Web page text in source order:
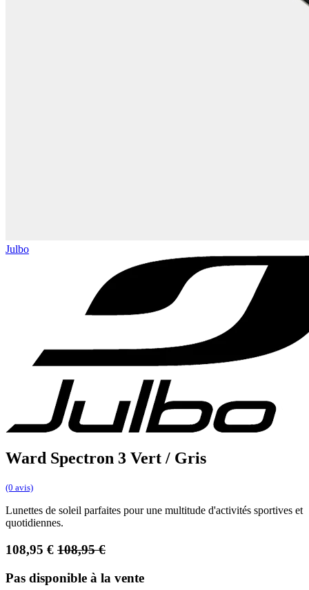
Julbo
Ward Spectron 3 Vert / Gris
(0 avis)
Lunettes de soleil parfaites pour une multitude d'activités sportives et
quotidiennes.
108,95 € 108,95€
Pas disponible à la vente